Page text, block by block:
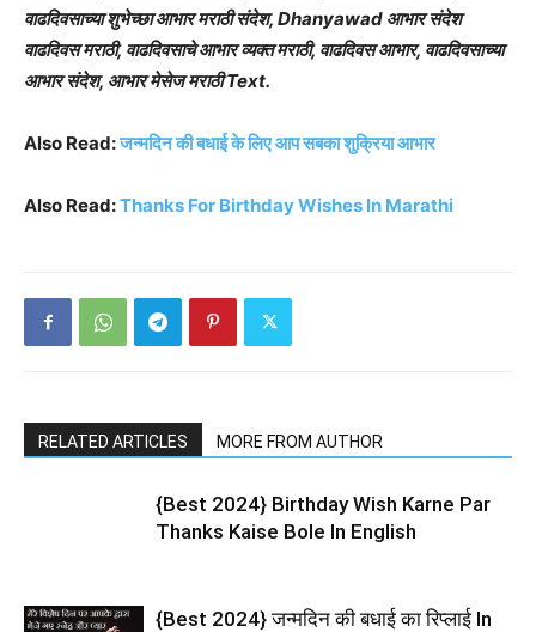
वाढदिवसाच्या शुभेच्छा आभार मराठी संदेश, Dhanyawad आभार संदेश
वाढदिवस मराठी, वाढदिवसाचे आभार व्यक्त मराठी, वाढदिवस आभार, वाढदिवसाच्या
आभार संदेश, आभार मेसेज मराठी Text.
Also Read:जन्मदिन की बधाई के लिए आप सबका शुक्रिया आभार
Also Read:Thanks For Birthday Wishes In Marathi
RELATED ARTICLES MORE FROM AUTHOR
{Best 2024} Birthday Wish Karne Par
Thanks Kaise Bole In English
{Best 2024} जन्मदिन की बधाई का रिप्लाई In